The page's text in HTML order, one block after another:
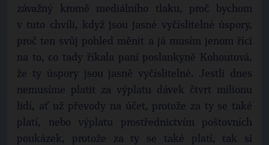
závažný kromě mediálního tlaku, proč bychom
v tuto chvíli, když jsou jasné vyčíslitelné úspory,
proč ten svůj pohled měnit a já musím jenom říci
na to, co tady říkala paní poslankyně Kohoutová,
že ty úspory jsou jasně vyčíslitelné. Jestli dnes
nemusíme platit za výplatu dávek čtvrt milionu
lidí, ať už převody na účet, protože za ty se také
platí, nebo výplatu prostřednictvím poštovních
poukázek, protože za ty se také platí, tak si